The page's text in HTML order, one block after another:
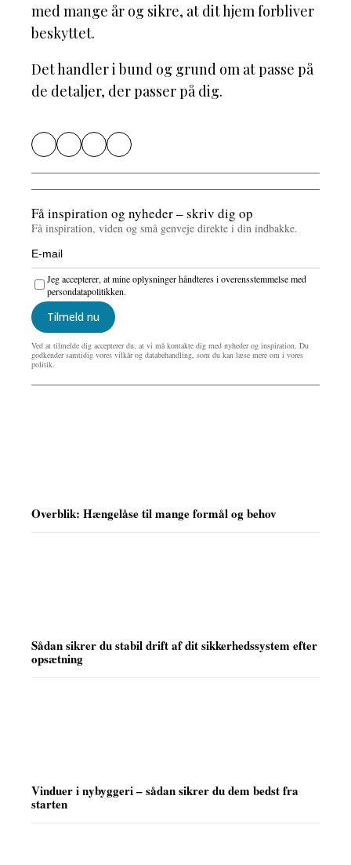
med mange år og sikre, at dit hjem forbliver
beskyttet.
Det handler i bund og grund om at passe på
de detaljer, der passer på dig.
Overblik: Hængelåse til mange formål og behov
Sådan sikrer du stabil drift af dit sikkerhedssystem efter
opsætning
Vinduer i nybyggeri – sådan sikrer du dem bedst fra
starten
Få inspiration og nyheder – skriv dig op
Få inspiration, viden og små genveje direkte i din indbakke.
Tilmeld nu
Jeg accepterer, at mine oplysninger håndteres i overensstemmelse med
persondatapolitikken.
Ved at tilmelde dig accepterer du, at vi må kontakte dig med nyheder og inspiration. Du
godkender samtidig vores vilkår og databehandling, som du kan læse mere om i vores
politik.